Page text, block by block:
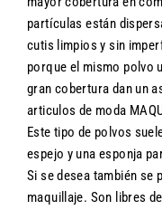
partículas están
cutis limpios y sin
porque el mismo polvo
gran cobertura dan un
articulos de moda
Este tipo de polvos
espejo y una esponja
Si se desea también se
maquillaje. Son libres